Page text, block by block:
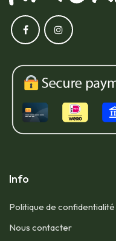
Info
Politique de confidentialité
​Nous contacter​